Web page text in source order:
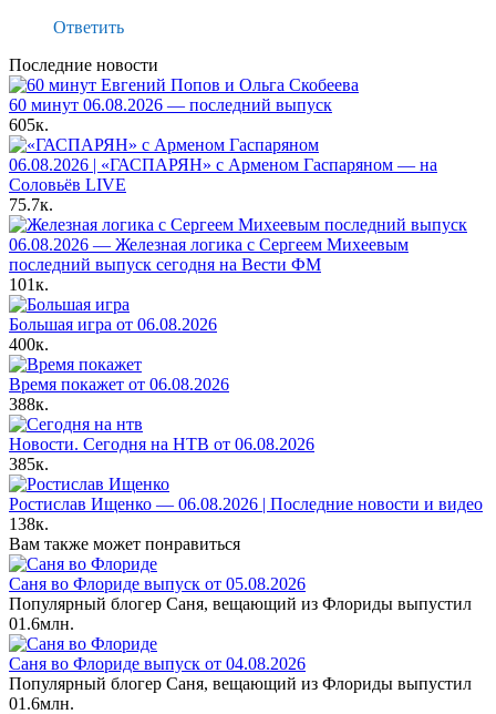
Ответить
Последние новости
60 минут 06.08.2026 — последний выпуск
605к.
06.08.2026 | «ГАСПАРЯН» с Арменом Гаспаряном — на
Соловьёв LIVE
75.7к.
06.08.2026 — Железная логика с Сергеем Михеевым
последний выпуск сегодня на Вести ФМ
101к.
Большая игра от 06.08.2026
400к.
Время покажет от 06.08.2026
388к.
Новости. Сегодня на НТВ от 06.08.2026
385к.
Ростислав Ищенко — 06.08.2026 | Последние новости и видео
138к.
Вам также может понравиться
Саня во Флориде выпуск от 05.08.2026
Популярный блогер Саня, вещающий из Флориды выпустил
01.6млн.
Саня во Флориде выпуск от 04.08.2026
Популярный блогер Саня, вещающий из Флориды выпустил
01.6млн.